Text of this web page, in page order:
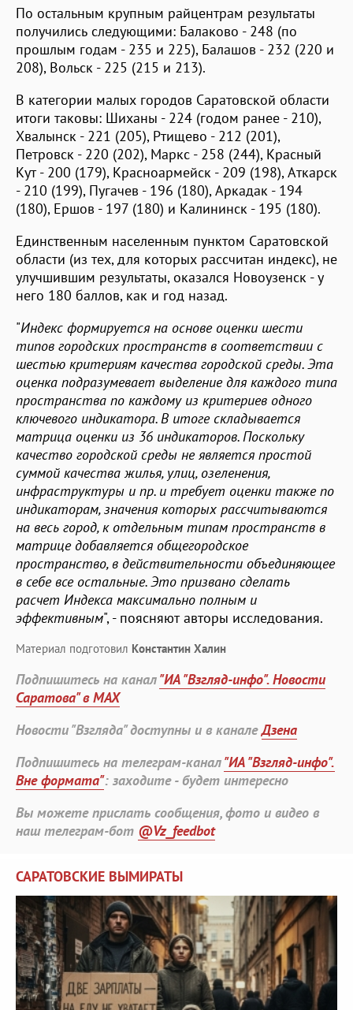
По остальным крупным райцентрам результаты
получились следующими: Балаково - 248 (по
прошлым годам - 235 и 225), Балашов - 232 (220 и
208), Вольск - 225 (215 и 213).
В категории малых городов Саратовской области
итоги таковы: Шиханы - 224 (годом ранее - 210),
Хвалынск - 221 (205), Ртищево - 212 (201),
Петровск - 220 (202), Маркс - 258 (244), Красный
Кут - 200 (179), Красноармейск - 209 (198), Аткарск
- 210 (199), Пугачев - 196 (180), Аркадак - 194
(180), Ершов - 197 (180) и Калининск - 195 (180).
Единственным населенным пунктом Саратовской
области (из тех, для которых рассчитан индекс), не
улучшившим результаты, оказался Новоузенск - у
него 180 баллов, как и год назад.
"Индекс формируется на основе оценки шести
типов городских пространств в соответствии с
шестью критериям качества городской среды. Эта
оценка подразумевает выделение для каждого типа
пространства по каждому из критериев одного
ключевого индикатора. В итоге складывается
матрица оценки из 36 индикаторов. Поскольку
качество городской среды не является простой
суммой качества жилья, улиц, озеленения,
инфраструктуры и пр. и требует оценки также по
индикаторам, значения которых рассчитываются
на весь город, к отдельным типам пространств в
матрице добавляется общегородское
пространство, в действительности объединяющее
в себе все остальные. Это призвано сделать
расчет Индекса максимально полным и
эффективным", - поясняют авторы исследования.
Материал подготовил Константин Халин
Подпишитесь на канал"ИА "Взгляд-инфо". Новости
Саратова" в MAX
Новости "Взгляда" доступны и в каналеДзена
Подпишитесь на телеграм-канал"ИА "Взгляд-инфо".
Вне формата": заходите - будет интересно
Вы можете прислать сообщения, фото и видео в
наш телеграм-бот @Vz_feedbot
САРАТОВСКИЕ ВЫМИРАТЫ